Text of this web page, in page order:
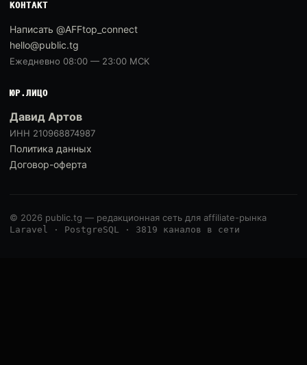
КОНТАКТ
Написать @AFFtop_connect
hello@public.tg
Ежедневно 08:00 — 23:00 МСК
ЮР.ЛИЦО
Давид Артов
ИНН 210968874987
Политика данных
Договор-оферта
© 2026 public.tg — редакционная сеть для affiliate-рынка
Laravel · PostgreSQL · 3819 каналов в сети